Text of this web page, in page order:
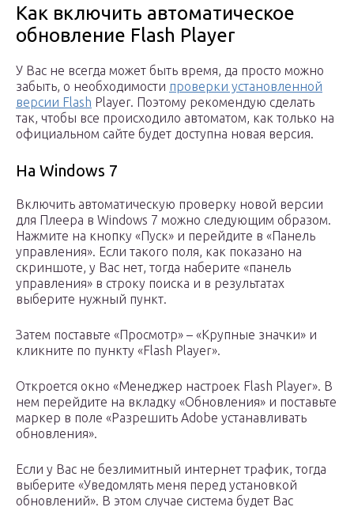
Как включить автоматическое
обновление Flash Player
У Вас не всегда может быть время, да просто можно
забыть, о необходимости проверки установленной
версии Flash Player. Поэтому рекомендую сделать
так, чтобы все происходило автоматом, как только на
официальном сайте будет доступна новая версия.
На Windows 7
Включить автоматическую проверку новой версии
для Плеера в Windows 7 можно следующим образом.
Нажмите на кнопку «Пуск» и перейдите в «Панель
управления». Если такого поля, как показано на
скриншоте, у Вас нет, тогда наберите «панель
управления» в строку поиска и в результатах
выберите нужный пункт.
Затем поставьте «Просмотр» – «Крупные значки» и
кликните по пункту «Flash Player».
Откроется окно «Менеджер настроек Flash Player». В
нем перейдите на вкладку «Обновления» и поставьте
маркер в поле «Разрешить Adobe устанавливать
обновления».
Если у Вас не безлимитный интернет трафик, тогда
выберите «Уведомлять меня перед установкой
обновлений». В этом случае система будет Вас